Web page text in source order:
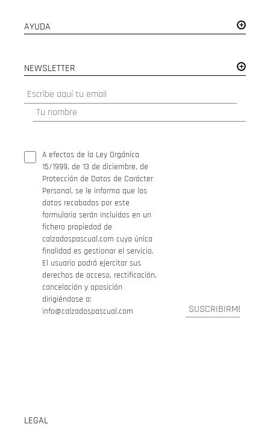
AYUDA
NEWSLETTER
A efectos de la Ley Orgánica
15/1999, de 13 de diciembre, de
Protección de Datos de Carácter
Personal, se le informa que los
datos recabados por este
formulario serán incluidos en un
fichero propiedad de
calzadospascual.com cuya única
finalidad es gestionar el servicio.
El usuario podrá ejercitar sus
derechos de acceso, rectificación,
cancelación y oposición
dirigiéndose a:
info@calzadospascual.com
LEGAL